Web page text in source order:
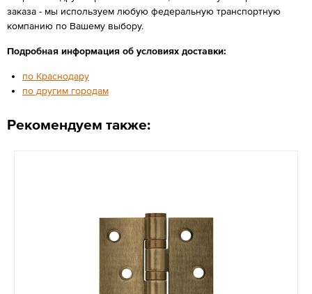
заказа - мы используем любую федеральную транспортную
компанию по Вашему выбору.
Подробная информация об условиях доставки:
по Краснодару
по другим городам
Рекомендуем также: